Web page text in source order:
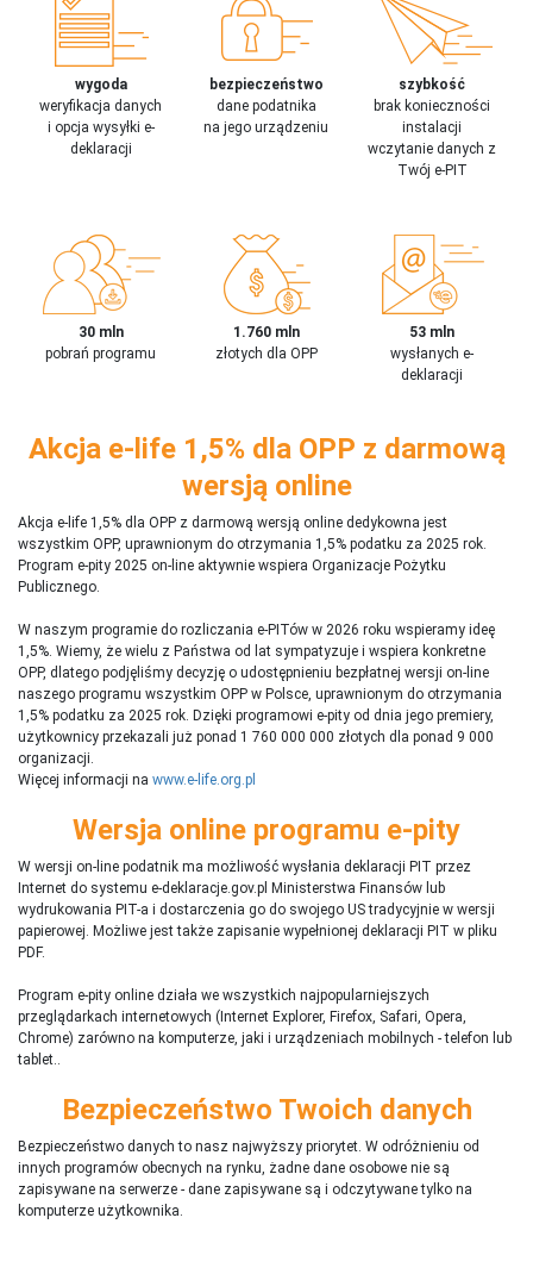
wygoda
weryfikacja danych
i opcja wysyłki e-
deklaracji
bezpieczeństwo
dane podatnika
na jego urządzeniu
szybkość
brak konieczności
instalacji
wczytanie danych z
Twój e-PIT
30 mln
pobrań programu
1.760 mln
złotych dla OPP
53 mln
wysłanych e-
deklaracji
Akcja e-life 1,5% dla OPP z darmową
wersją online
Akcja e-life 1,5% dla OPP z darmową wersją online dedykowna jest
wszystkim OPP, uprawnionym do otrzymania 1,5% podatku za 2025 rok.
Program e-pity 2025 on-line aktywnie wspiera Organizacje Pożytku
Publicznego.
W naszym programie do rozliczania e-PITów w 2026 roku wspieramy ideę
1,5%. Wiemy, że wielu z Państwa od lat sympatyzuje i wspiera konkretne
OPP, dlatego podjęliśmy decyzję o udostępnieniu bezpłatnej wersji on-line
naszego programu wszystkim OPP w Polsce, uprawnionym do otrzymania
1,5% podatku za 2025 rok. Dzięki programowi e-pity od dnia jego premiery,
użytkownicy przekazali już ponad 1 760 000 000 złotych dla ponad 9 000
organizacji.
Więcej informacji na www.e-life.org.pl
Wersja online programu e-pity
W wersji on-line podatnik ma możliwość wysłania deklaracji PIT przez
Internet do systemu e-deklaracje.gov.pl Ministerstwa Finansów lub
wydrukowania PIT-a i dostarczenia go do swojego US tradycyjnie w wersji
papierowej. Możliwe jest także zapisanie wypełnionej deklaracji PIT w pliku
PDF.
Program e-pity online działa we wszystkich najpopularniejszych
przeglądarkach internetowych (Internet Explorer, Firefox, Safari, Opera,
Chrome) zarówno na komputerze, jaki i urządzeniach mobilnych - telefon lub
tablet..
Bezpieczeństwo Twoich danych
Bezpieczeństwo danych to nasz najwyższy priorytet. W odróżnieniu od
innych programów obecnych na rynku, żadne dane osobowe nie są
zapisywane na serwerze - dane zapisywane są i odczytywane tylko na
komputerze użytkownika.